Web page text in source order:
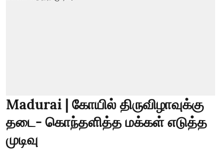
Madurai | கோயில் திருவிழாவுக்கு
தடை- கொந்தளித்த மக்கள் எடுத்த
முடிவு